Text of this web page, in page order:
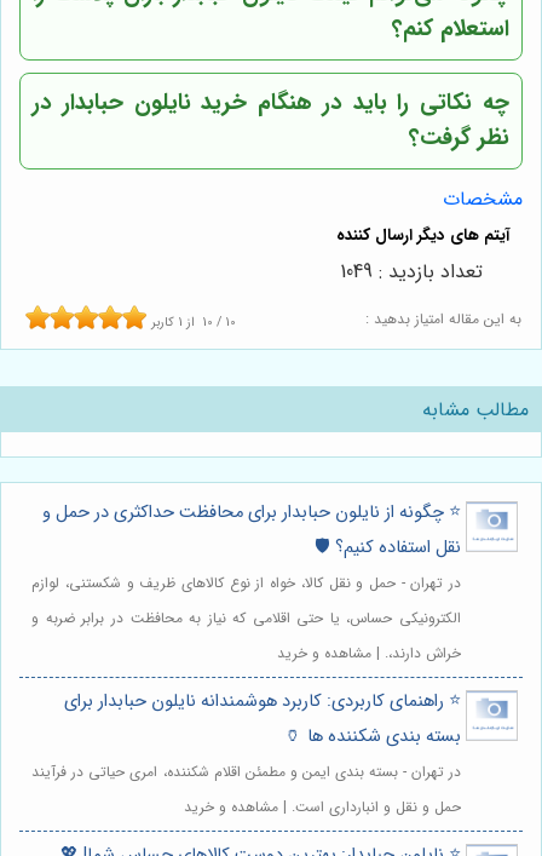
استعلام کنم؟
چه نکاتی را باید در هنگام خرید نایلون حبابدار در
نظر گرفت؟
مشخصات
به این مقاله امتیاز بدهید : 10 / 10 از 1 کاربر
تعداد بازدید : 1049
مطالب مشابه
⭐️ چگونه از نایلون حبابدار برای محافظت حداکثری در حمل و
نقل استفاده کنیم؟ 🛡️
در تهران - حمل و نقل کالا، خواه از نوع کالاهای ظریف و شکستنی، لوازم
الکترونیکی حساس، یا حتی اقلامی که نیاز به محافظت در برابر ضربه و
خراش دارند،. | مشاهده و خرید
⭐️ راهنمای کاربردی: کاربرد هوشمندانه نایلون حبابدار برای
بسته بندی شکننده ها 🏺
در تهران - بسته بندی ایمن و مطمئن اقلام شکننده، امری حیاتی در فرآیند
حمل و نقل و انبارداری است. | مشاهده و خرید